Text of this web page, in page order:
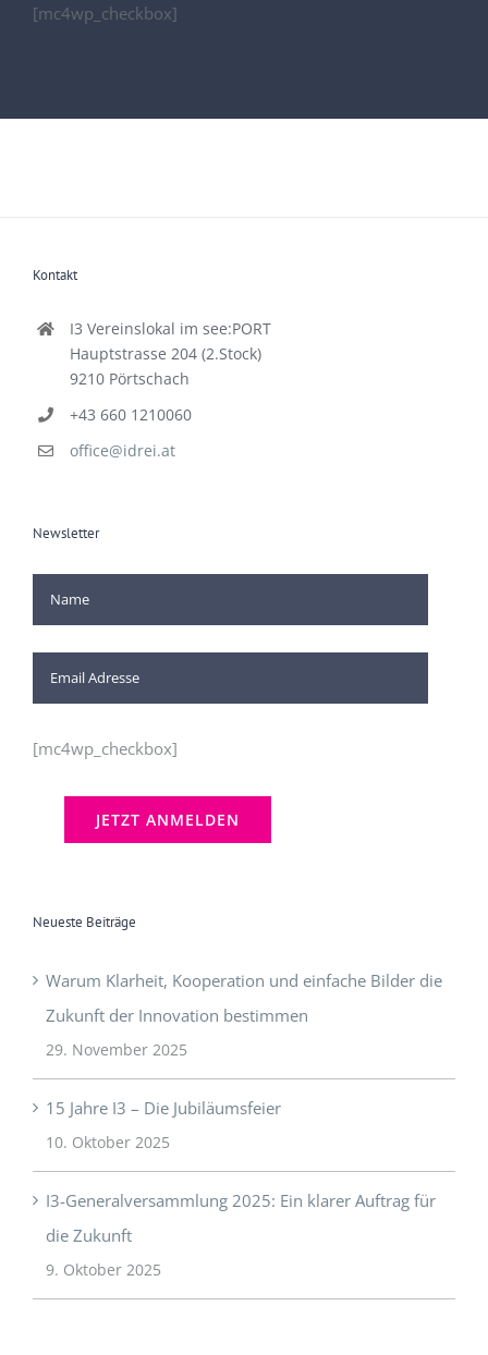
[mc4wp_checkbox]
Kontakt
I3 Vereinslokal im see:PORT
Hauptstrasse 204 (2.Stock)
9210 Pörtschach
+43 660 1210060
office@idrei.at
Newsletter
[mc4wp_checkbox]
Neueste Beiträge
Warum Klarheit, Kooperation und einfache Bilder die
Zukunft der Innovation bestimmen
29. November 2025
15 Jahre I3 – Die Jubiläumsfeier
10. Oktober 2025
I3-Generalversammlung 2025: Ein klarer Auftrag für
die Zukunft
9. Oktober 2025